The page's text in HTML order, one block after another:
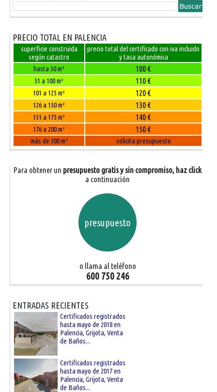
PRECIO TOTAL EN PALENCIA
superficie construida
según catastro
precio total del certificado con iva incluido
y tasa autonómica
hasta 50 m²
100 €
51 a 100 m² 110 €
101 a 125 m² 120 €
126 a 150 m² 130 €
151 a 175 m² 140 €
176 a 200 m² 150 €
más de 200 m² solicita presupuesto
Para obtener un presupuesto gratis y sin compromiso, haz click
a continuación
presupuesto
o llama al teléfono
600 750 246
ENTRADAS RECIENTES
Certificados registrados
hasta mayo de 2018 en
Palencia, Grijota, Venta
de Baños...
Certificados registrados
hasta mayo de 2017 en
Palencia, Grijota, Venta
de Baños...